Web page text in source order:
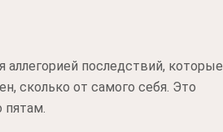
последствий, которые
сколько от самого себя. Это
пятам.